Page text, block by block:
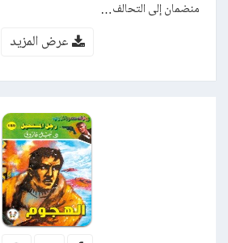
منضمان إلى التحالف…
عرض المزيد